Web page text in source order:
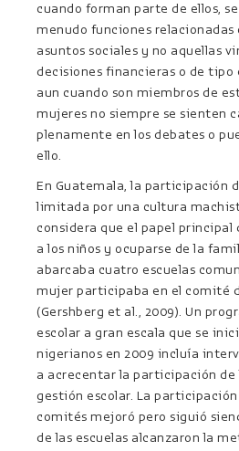
cuando forman parte de ellos,
menudo funciones relacionadas
asuntos sociales y no aquellas
decisiones financieras o de tipo
aun cuando son miembros de
mujeres no siempre se sienten
plenamente en los debates o
ello.
En Guatemala, la participación
limitada por una cultura
considera que el papel principal
a los niños y ocuparse de la
abarcaba cuatro escuelas
mujer participaba en el comité
(Gershberg et al., 2009). Un
escolar a gran escala que se
nigerianos en 2009 incluía
a acrecentar la participación de
gestión escolar. La
comités mejoró pero siguió
de las escuelas alcanzaron la